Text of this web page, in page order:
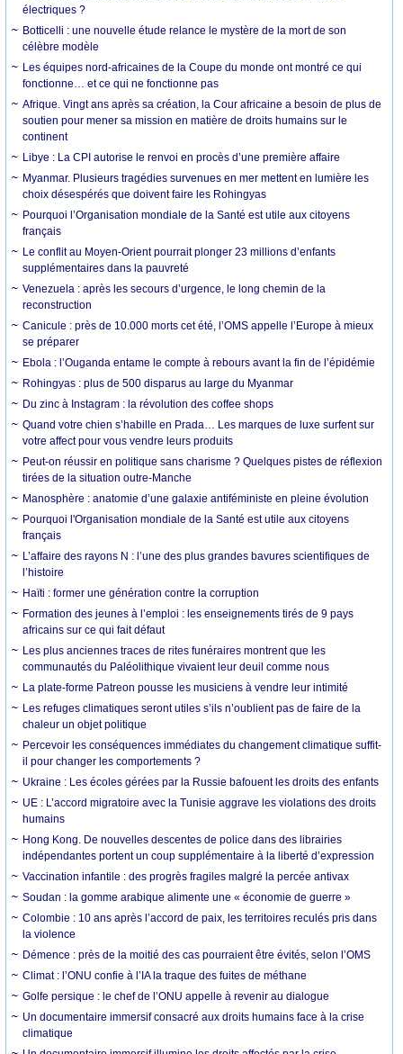
électriques ?
Botticelli : une nouvelle étude relance le mystère de la mort de son
célèbre modèle
Les équipes nord-africaines de la Coupe du monde ont montré ce qui
fonctionne… et ce qui ne fonctionne pas
Afrique. Vingt ans après sa création, la Cour africaine a besoin de plus de
soutien pour mener sa mission en matière de droits humains sur le
continent
Libye : La CPI autorise le renvoi en procès d’une première affaire
Myanmar. Plusieurs tragédies survenues en mer mettent en lumière les
choix désespérés que doivent faire les Rohingyas
Pourquoi l’Organisation mondiale de la Santé est utile aux citoyens
français
Le conflit au Moyen-Orient pourrait plonger 23 millions d’enfants
supplémentaires dans la pauvreté
Venezuela : après les secours d’urgence, le long chemin de la
reconstruction
Canicule : près de 10.000 morts cet été, l’OMS appelle l’Europe à mieux
se préparer
Ebola : l’Ouganda entame le compte à rebours avant la fin de l’épidémie
Rohingyas : plus de 500 disparus au large du Myanmar
Du zinc à Instagram : la révolution des coffee shops
Quand votre chien s’habille en Prada… Les marques de luxe surfent sur
votre affect pour vous vendre leurs produits
Peut-on réussir en politique sans charisme ? Quelques pistes de réflexion
tirées de la situation outre-Manche
Manosphère : anatomie d’une galaxie antiféministe en pleine évolution
Pourquoi l'Organisation mondiale de la Santé est utile aux citoyens
français
L’affaire des rayons N : l’une des plus grandes bavures scientifiques de
l’histoire
Haïti : former une génération contre la corruption
Formation des jeunes à l’emploi : les enseignements tirés de 9 pays
africains sur ce qui fait défaut
Les plus anciennes traces de rites funéraires montrent que les
communautés du Paléolithique vivaient leur deuil comme nous
La plate-forme Patreon pousse les musiciens à vendre leur intimité
Les refuges climatiques seront utiles s’ils n’oublient pas de faire de la
chaleur un objet politique
Percevoir les conséquences immédiates du changement climatique suffit-
il pour changer les comportements ?
Ukraine : Les écoles gérées par la Russie bafouent les droits des enfants
UE : L’accord migratoire avec la Tunisie aggrave les violations des droits
humains
Hong Kong. De nouvelles descentes de police dans des librairies
indépendantes portent un coup supplémentaire à la liberté d’expression
Vaccination infantile : des progrès fragiles malgré la percée antivax
Soudan : la gomme arabique alimente une « économie de guerre »
Colombie : 10 ans après l’accord de paix, les territoires reculés pris dans
la violence
Démence : près de la moitié des cas pourraient être évités, selon l’OMS
Climat : l’ONU confie à l’IA la traque des fuites de méthane
Golfe persique : le chef de l’ONU appelle à revenir au dialogue
Un documentaire immersif consacré aux droits humains face à la crise
climatique